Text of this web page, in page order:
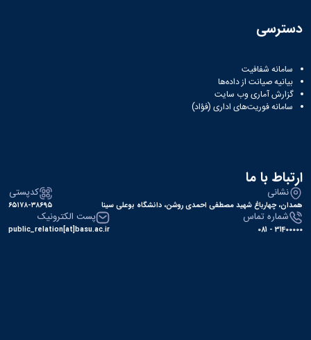
دسترسی
سامانه شفافیت
بیانیه صیانت از داده‌ها
گزارش آماری وب‌ سایت
سامانه فوریت‌های اداری (فؤاد)
ارتباط با ما
نشانی
همدان، چهارباغ شهید مصطفی احمدی روشن، دانشگاه بوعلی سینا
کدپستی
۶۵۱۷۸-۳۸۶۹۵
شماره تماس
31400000 - 081
پست الکترونیک
public_relation[at]basu.ac.ir